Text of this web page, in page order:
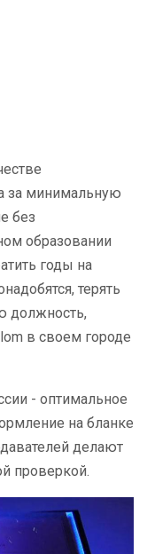
за минимальную
без
образовании
годы на
терять
должность,
в своем городе
- оптимальное
на бланке
делают
проверкой.